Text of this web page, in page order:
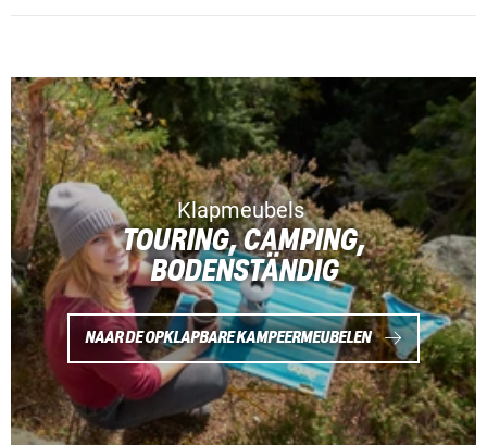
Klapmeubels
TOURING, CAMPING,
BODENSTÄNDIG
NAAR DE OPKLAPBARE KAMPEERMEUBELEN